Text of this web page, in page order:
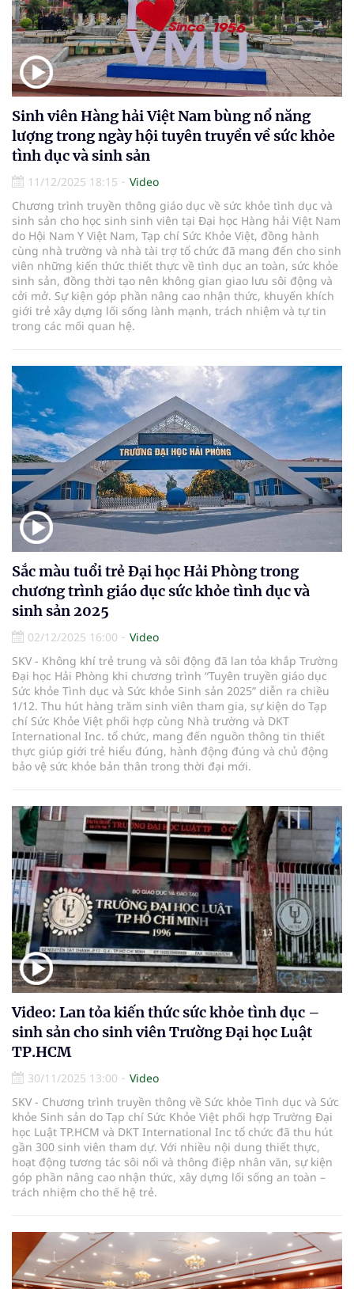
Sinh viên Hàng hải Việt Nam bùng nổ năng
lượng trong ngày hội tuyên truyền về sức khỏe
tình dục và sinh sản
11/12/2025 18:15
Video
Chương trình truyền thông giáo dục về sức khỏe tình dục và
sinh sản cho học sinh sinh viên tại Đại học Hàng hải Việt Nam
do Hội Nam Y Việt Nam, Tạp chí Sức Khỏe Việt, đồng hành
cùng nhà trường và nhà tài trợ tổ chức đã mang đến cho sinh
viên những kiến thức thiết thực về tình dục an toàn, sức khỏe
sinh sản, đồng thời tạo nên không gian giao lưu sôi động và
cởi mở. Sự kiện góp phần nâng cao nhận thức, khuyến khích
giới trẻ xây dựng lối sống lành mạnh, trách nhiệm và tự tin
trong các mối quan hệ.
Sắc màu tuổi trẻ Đại học Hải Phòng trong
chương trình giáo dục sức khỏe tình dục và
sinh sản 2025
02/12/2025 16:00
Video
SKV - Không khí trẻ trung và sôi động đã lan tỏa khắp Trường
Đại học Hải Phòng khi chương trình “Tuyên truyền giáo dục
Sức khỏe Tình dục và Sức khỏe Sinh sản 2025” diễn ra chiều
1/12. Thu hút hàng trăm sinh viên tham gia, sự kiện do Tạp
chí Sức Khỏe Việt phối hợp cùng Nhà trường và DKT
International Inc. tổ chức, mang đến nguồn thông tin thiết
thực giúp giới trẻ hiểu đúng, hành động đúng và chủ động
bảo vệ sức khỏe bản thân trong thời đại mới.
Video: Lan tỏa kiến thức sức khỏe tình dục –
sinh sản cho sinh viên Trường Đại học Luật
TP.HCM
30/11/2025 13:00
Video
SKV - Chương trình truyền thông về Sức khỏe Tình dục và Sức
khỏe Sinh sản do Tạp chí Sức Khỏe Việt phối hợp Trường Đại
học Luật TP.HCM và DKT International Inc tổ chức đã thu hút
gần 300 sinh viên tham dự. Với nhiều nội dung thiết thực,
hoạt động tương tác sôi nổi và thông điệp nhân văn, sự kiện
góp phần nâng cao nhận thức, xây dựng lối sống an toàn –
trách nhiệm cho thế hệ trẻ.